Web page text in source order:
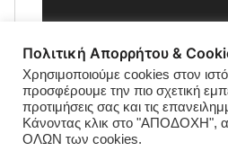
Πολιτική Απορρήτου &
Χρησιμοποιούμε cookies στον
προσφέρουμε την πιο σχετική
προτιμήσεις σας και τις
Κάνοντας κλικ στο "ΑΠΟΔΟΧΗ",
ΟΛΩΝ των cookies.